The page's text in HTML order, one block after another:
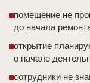
помещение не
до начала
открытие
о начале
сотрудники не